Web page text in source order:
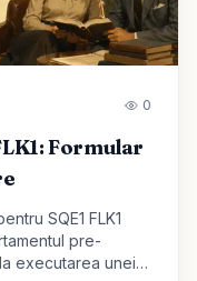
0
Formular
SQE1 FLK1
pre-
executarea unei